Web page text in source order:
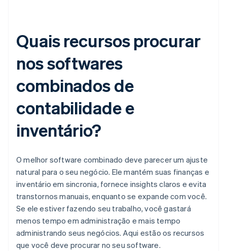
Quais recursos procurar
nos softwares
combinados de
contabilidade e
inventário?
O melhor software combinado deve parecer um ajuste
natural para o seu negócio. Ele mantém suas finanças e
inventário em sincronia, fornece insights claros e evita
transtornos manuais, enquanto se expande com você.
Se ele estiver fazendo seu trabalho, você gastará
menos tempo em administração e mais tempo
administrando seus negócios. Aqui estão os recursos
que você deve procurar no seu software.